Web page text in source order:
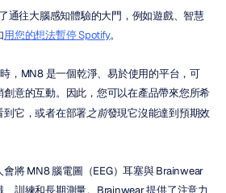
通往大腦感知體驗的大門，例如遊戲、智慧
用您的想法暫停 Spotify。
，MN8 是一個乾淨、易於使用的平台，可
意的互動。因此，您可以在產品帶來您所希
到它，或者在部署之前發現它沒能達到預期效
將 MN8 腦電圖（EEG）耳塞與 Brainwear
訓練和長期測量。Brainwear 提供了注意力